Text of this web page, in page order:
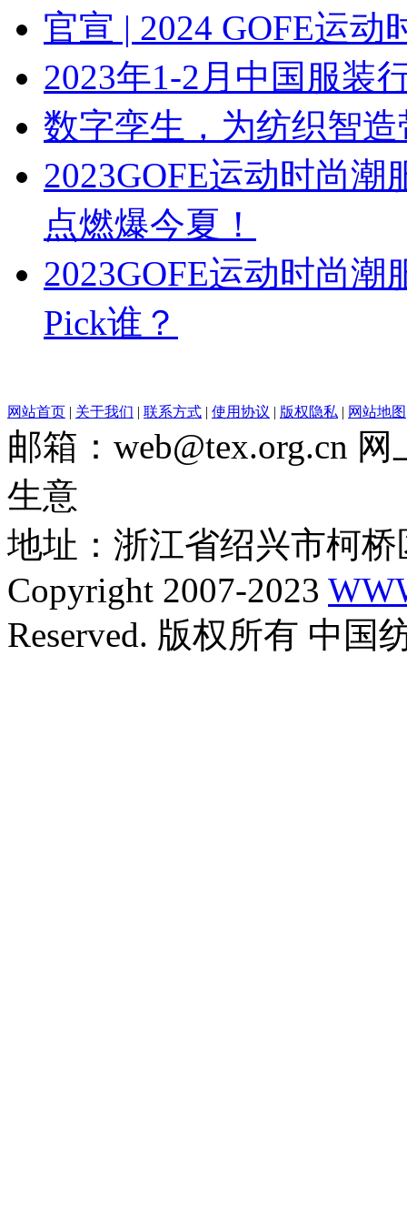
官宣 | 2024 GOFE运
2023年1-2月中国服装
数字孪生，为纺织智
2023GOFE运动时尚
点燃爆今夏！
2023GOFE运动时尚
Pick谁？
网站首页 | 关于我们 | 联系方式 | 使用协议 | 版权隐私 | 网站地图
邮箱：web@tex.org.cn
生意
地址：浙江省绍兴市柯
Copyright 2007-2023
Reserved. 版权所有 中国